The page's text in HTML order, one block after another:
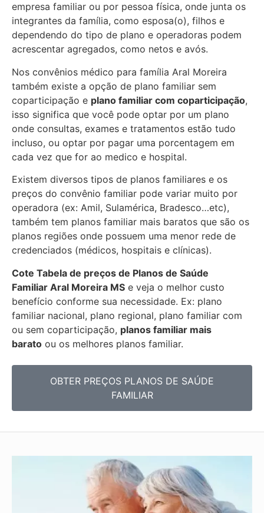
empresa familiar ou por pessoa física, onde junta os
integrantes da família, como esposa(o), filhos e
dependendo do tipo de plano e operadoras podem
acrescentar agregados, como netos e avós.
Nos convênios médico para família Aral Moreira
também existe a opção de plano familiar sem
coparticipação e plano familiar com coparticipação,
isso significa que você pode optar por um plano
onde consultas, exames e tratamentos estão tudo
incluso, ou optar por pagar uma porcentagem em
cada vez que for ao medico e hospital.
Existem diversos tipos de planos familiares e os
preços do convênio familiar pode variar muito por
operadora (ex: Amil, Sulamérica, Bradesco…etc),
também tem planos familiar mais baratos que são os
planos regiões onde possuem uma menor rede de
credenciados (médicos, hospitais e clínicas).
Cote Tabela de preços de Planos de Saúde
Familiar Aral Moreira MS e veja o melhor custo
benefício conforme sua necessidade. Ex: plano
familiar nacional, plano regional, plano familiar com
ou sem coparticipação, planos familiar mais
barato ou os melhores planos familiar.
OBTER PREÇOS PLANOS DE SAÚDE
FAMILIAR